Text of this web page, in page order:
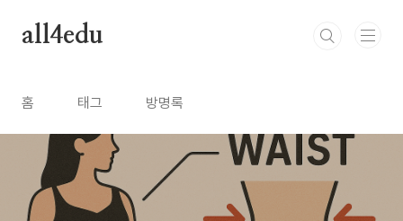
all4edu
홈 태그 방명록